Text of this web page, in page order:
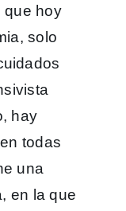
que hoy
solo
hay
todas
una
en la que